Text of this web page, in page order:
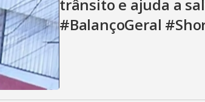
d
e
trânsito e ajuda a
#BalançoGeral